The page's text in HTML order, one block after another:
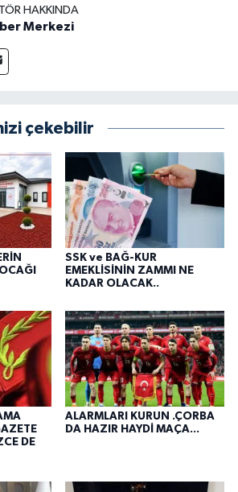
HAKKINDA
Merkezi
çekebilir
SSK ve BAĞ-KUR
EMEKLİSİNİN ZAMMI NE
KADAR OLACAK..
DE
ALARMLARI KURUN .ÇORBA
DA HAZIR HAYDİ MAÇA...